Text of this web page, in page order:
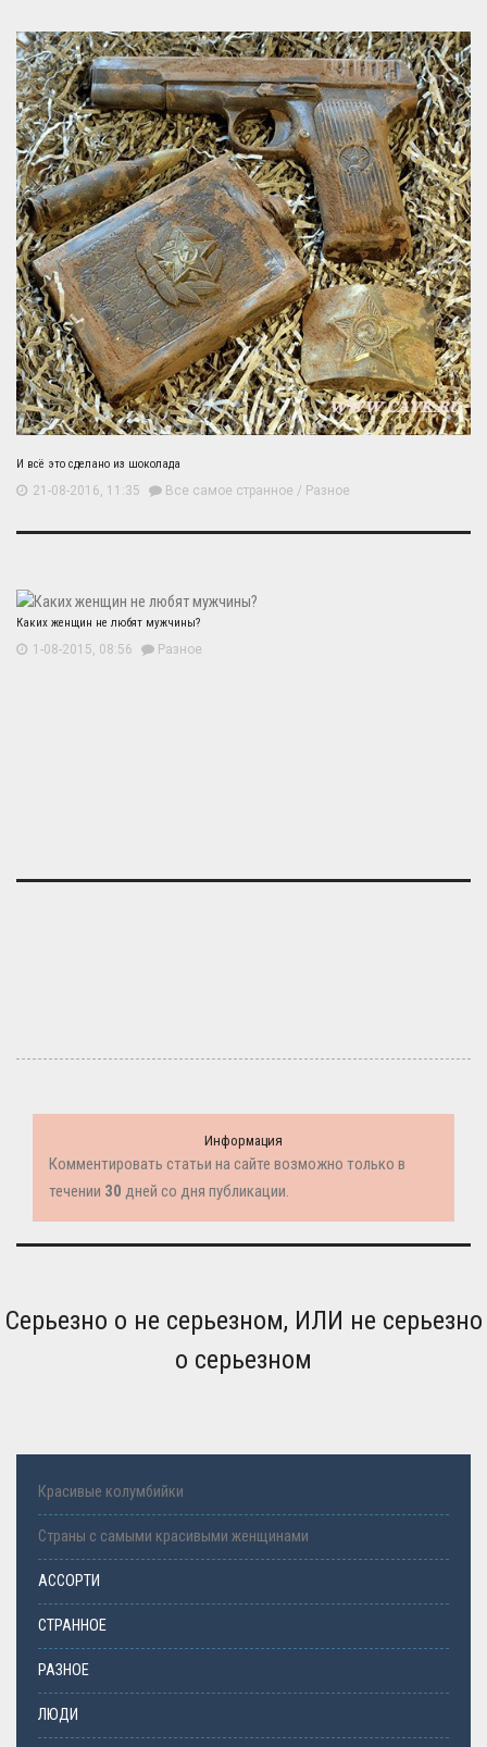
И всё это сделано из шоколада
21-08-2016, 11:35 Все самое странное / Разное
Каких женщин не любят мужчины?
1-08-2015, 08:56 Разное
Информация
Комментировать статьи на сайте возможно только в
течении 30 дней со дня публикации.
Серьезно о не серьезном, ИЛИ не серьезно
о серьезном
Красивые колумбийки
Страны с самыми красивыми женщинами
АССОРТИ
СТРАННОЕ
РАЗНОЕ
ЛЮДИ